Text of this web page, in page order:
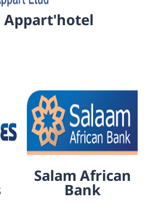
Appart'hotel
Salam African
Bank